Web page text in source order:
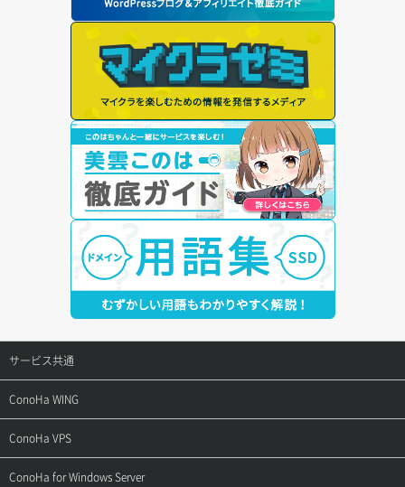
サービス共通
サポートトップ
ご契約・お支払い
ConoHa WING
サポートトップ
ご利用ガイド
ConoHa VPS
サポートトップ
ConoHa for Windows Server